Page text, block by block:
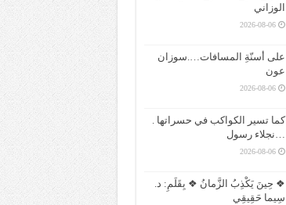
الوزاني
2026-08-06
على أسنّةِ المسافات….سوزان
عون
2026-08-06
كما تسير الكواكب في حسراتها .
…نجلاء رسول
2026-08-06
❖ حِينَ يَكْذِبُ الزَّمانُ ❖ بِقَلَمِ: د.
سِيما حَقِيقِي